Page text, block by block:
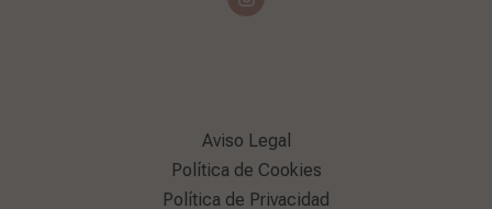
Aviso Legal
Política de Cookies
Política de Privacidad